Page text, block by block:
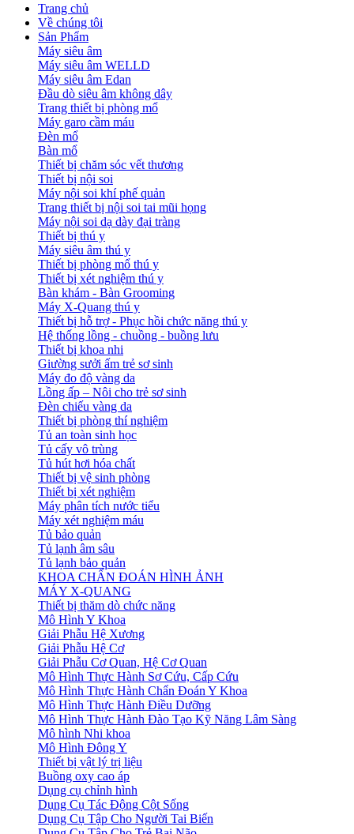
Trang chủ
Về chúng tôi
Sản Phẩm
Máy siêu âm
Máy siêu âm WELLD
Máy siêu âm Edan
Đầu dò siêu âm không dây
Trang thiết bị phòng mổ
Máy garo cầm máu
Đèn mổ
Bàn mổ
Thiết bị chăm sóc vết thương
Thiết bị nội soi
Máy nội soi khí phế quản
Trang thiết bị nội soi tai mũi họng
Máy nội soi dạ dày đại tràng
Thiết bị thú y
Máy siêu âm thú y
Thiết bị phòng mổ thú y
Thiết bị xét nghiệm thú y
Bàn khám - Bàn Grooming
Máy X-Quang thú y
Thiết bị hỗ trợ - Phục hồi chức năng thú y
Hệ thống lồng - chuồng - buồng lưu
Thiết bị khoa nhi
Giường sưởi ấm trẻ sơ sinh
Máy đo độ vàng da
Lồng ấp – Nôi cho trẻ sơ sinh
Đèn chiếu vàng da
Thiết bị phòng thí nghiệm
Tủ an toàn sinh học
Tủ cấy vô trùng
Tủ hút hơi hóa chất
Thiết bị vệ sinh phòng
Thiết bị xét nghiệm
Máy phân tích nước tiểu
Máy xét nghiệm máu
Tủ bảo quản
Tủ lạnh âm sâu
Tủ lạnh bảo quản
KHOA CHẨN ĐOÁN HÌNH ẢNH
MÁY X-QUANG
Thiết bị thăm dò chức năng
Mô Hình Y Khoa
Giải Phẫu Hệ Xương
Giải Phẫu Hệ Cơ
Giải Phẫu Cơ Quan, Hệ Cơ Quan
Mô Hình Thực Hành Sơ Cứu, Cấp Cứu
Mô Hình Thực Hành Chẩn Đoán Y Khoa
Mô Hình Thực Hành Điều Dưỡng
Mô Hình Thực Hành Đào Tạo Kỹ Năng Lâm Sàng
Mô hình Nhi khoa
Mô Hình Đông Y
Thiết bị vật lý trị liệu
Buồng oxy cao áp
Dụng cụ chỉnh hình
Dụng Cụ Tác Động Cột Sống
Dụng Cụ Tập Cho Người Tai Biến